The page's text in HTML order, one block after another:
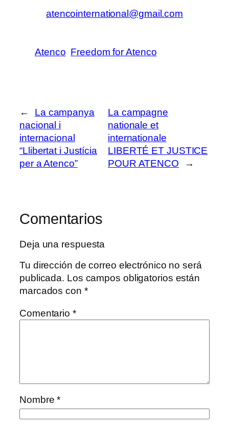
atencointernational@gmail.com
Atenco Freedom for Atenco
←
La campanya
nacional i
internacional
“Llibertat i Justícia
per a Atenco”
La campagne
nationale et
internationale
LIBERTÉ ET JUSTICE
POUR ATENCO
→
Comentarios
Deja una respuesta
Tu dirección de correo electrónico no será
publicada. Los campos obligatorios están
marcados con *
Comentario *
Nombre*